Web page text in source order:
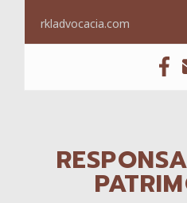
rkladvocacia.com